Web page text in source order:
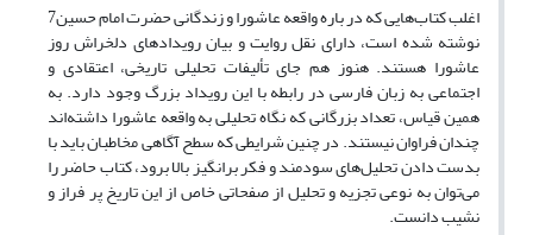
اغلب کتاب‌هایی که در باره واقعه عاشورا و زندگانی حضرت امام حسین7
نوشته شده است، دارای نقل روایت و بیان رویدادهای دلخراش روز
عاشورا هستند. هنوز هم جای تألیفات تحلیلی تاریخی، اعتقادی و
اجتماعی به زبان فارسی در رابطه با این رویداد بزرگ وجود دارد. به
همین قیاس، تعداد بزرگانی که نگاه تحلیلی به واقعه عاشورا داشته‌اند
چندان فراوان نیستند. در چنین شرایطی که سطح آگاهی مخاطبان باید با
بدست دادن تحلیل‌های سودمند و فکر برانگیز بالا برود، کتاب حاضر را
می‌توان به نوعی تجزیه و تحلیل از صفحاتی خاص از این تاریخ پر فراز و
نشیب دانست.